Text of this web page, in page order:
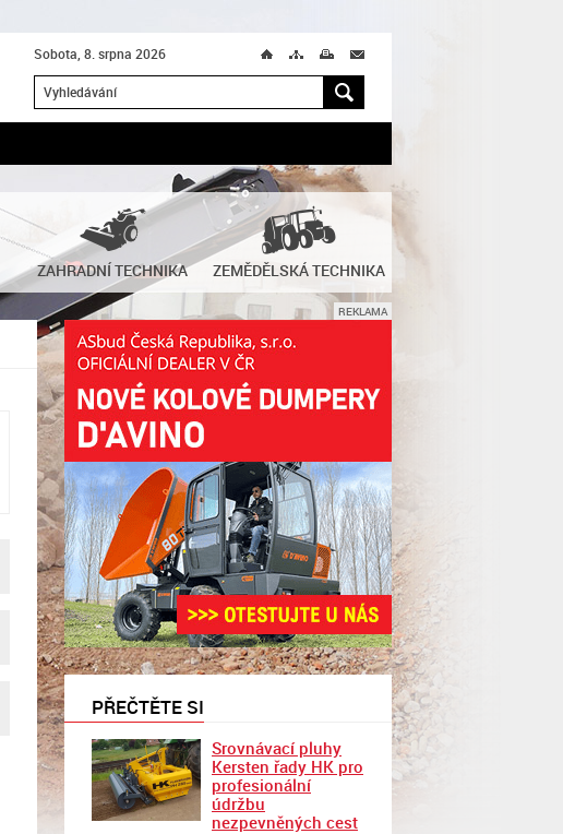
Sobota, 8. srpna 2026 Ú M T M
H
ZAHRADNÍ TECHNIKA ZEMĚDĚLSKÁ TECHNIKA
REKLAMA
PŘEČTĚTE SI
Srovnávací pluhy
Kersten řady HK pro
profesionální
údržbu
nezpevněných cest